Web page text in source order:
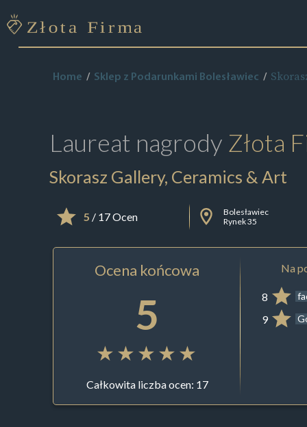
Home Sklep z Podarunkami Bolesławiec
Laureat nagrody Złota
Skorasz Gallery, Ceramics & Art
5 / 17 Ocen
Bolesławiec
Rynek 35
Ocena końcowa
5
Całkowita liczba ocen: 17
Na
8
9